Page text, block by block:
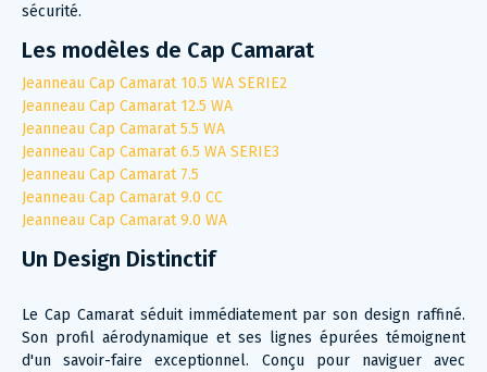
sécurité.
Les modèles de Cap Camarat
Jeanneau Cap Camarat 10.5 WA SERIE2
Jeanneau Cap Camarat 12.5 WA
Jeanneau Cap Camarat 5.5 WA
Jeanneau Cap Camarat 6.5 WA SERIE3
Jeanneau Cap Camarat 7.5
Jeanneau Cap Camarat 9.0 CC
Jeanneau Cap Camarat 9.0 WA
Un Design Distinctif
Le Cap Camarat séduit immédiatement par son design raffiné.
Son profil aérodynamique et ses lignes épurées témoignent
d'un savoir-faire exceptionnel. Conçu pour naviguer avec